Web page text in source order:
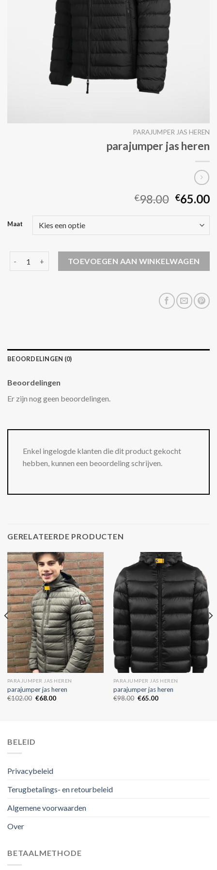
PARAJUMPER JAS HEREN
parajumper jas heren
€98.00 €65.00
Maat
TOEVOEGEN AAN WINKELWAGEN
BEOORDELINGEN (0)
Beoordelingen
Er zijn nog geen beoordelingen.
Enkel ingelogde klanten die dit product gekocht
hebben, kunnen een beoordeling schrijven.
GERELATEERDE PRODUCTEN
PARAJUMPER JAS HEREN
parajumper jas heren
€102.00 €68.00
PARAJUMPER JAS HEREN
parajumper jas heren
€98.00 €65.00
BELEID
Privacybeleid
Terugbetalings- en retourbeleid
Algemene voorwaarden
Over
BETAALMETHODE